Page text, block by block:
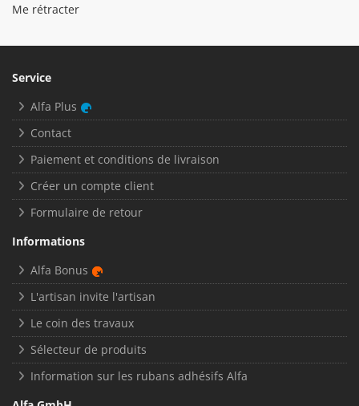
Me rétracter
Service
Alfa Plus
Contact
Paiement et conditions de livraison
Créer un compte client
Formulaire de retour
Informations
Alfa Bonus
L'artisan invite l'artisan
Le coin des travaux
Sélecteur de produits
Information sur les rubans adhésifs Alfa